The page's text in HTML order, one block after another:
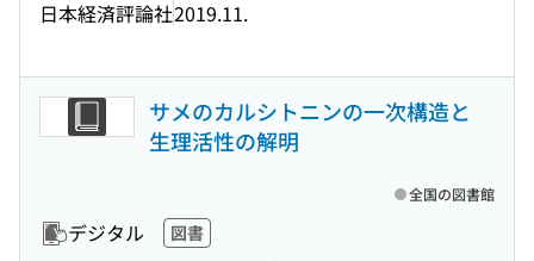
日本経済評論社2019.11.
サメのカルシトニンの一次構造と
生理活性の解明
デジタル 図書
全国の図書館